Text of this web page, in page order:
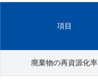
項目
廃棄物の再資源化率